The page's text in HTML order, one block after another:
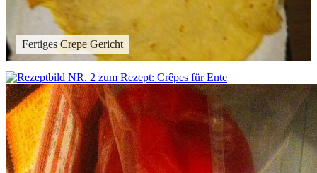
Fertiges Crepe Gericht